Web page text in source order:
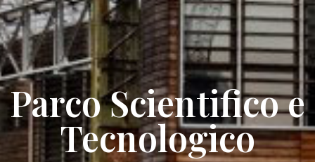
Parco Scientifico e
Tecnologico